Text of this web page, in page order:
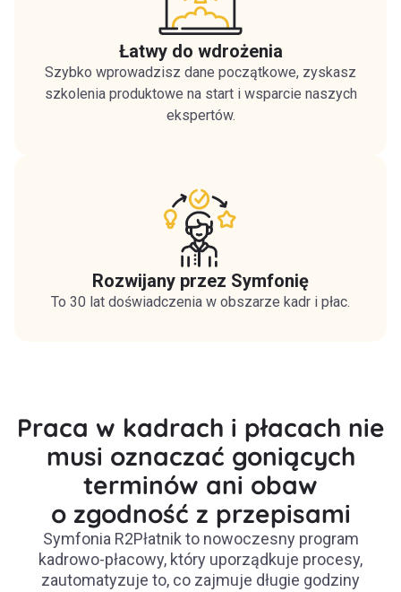
Łatwy do wdrożenia
Szybko wprowadzisz dane początkowe, zyskasz
szkolenia produktowe na start i wsparcie naszych
ekspertów.
Rozwijany przez Symfonię
To 30 lat doświadczenia w obszarze kadr i płac.
Praca w kadrach i płacach nie
musi oznaczać goniących
terminów ani obaw
o zgodność z przepisami
Symfonia R2Płatnik to nowoczesny program
kadrowo-płacowy, który uporządkuje procesy,
zautomatyzuje to, co zajmuje długie godziny